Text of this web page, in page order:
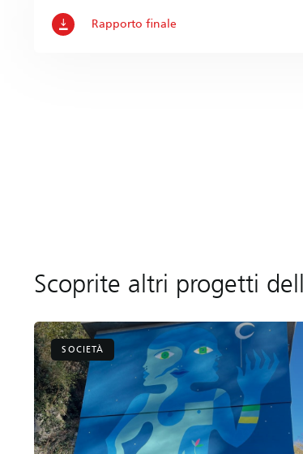
Rapporto finale
Scoprite altri progetti
SOCIETÀ